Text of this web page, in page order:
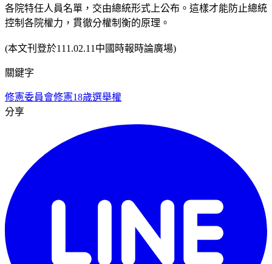
各院特任人員名單，交由總統形式上公布。這樣才能防止總統
控制各院權力，貫徹分權制衡的原理。
(本文刊登於111.02.11中國時報時論廣場)
關鍵字
修憲委員會修憲18歲選舉權
分享